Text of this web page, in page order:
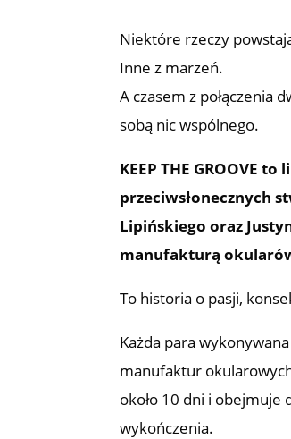
THE
GROOVE
Niektóre rzeczy
Inne z marzeń.
A czasem z połączenia
sobą nic wspólnego.
KEEP THE GROOVE
przeciwsłonecznych
Lipińskiego oraz
manufakturą
To historia o pasji,
Każda para
manufaktur
około 10 dni i
wykończenia.